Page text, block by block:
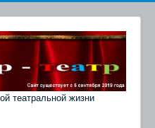
театральной жизни